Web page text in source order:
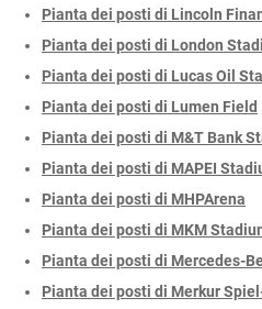
Pianta dei posti di Lincoln
Pianta dei posti di London
Pianta dei posti di Lucas Oil
Pianta dei posti di Lumen Field
Pianta dei posti di M&T Bank
Pianta dei posti di MAPEI
Pianta dei posti di MHPArena
Pianta dei posti di MKM
Pianta dei posti di Mercedes-
Pianta dei posti di Merkur